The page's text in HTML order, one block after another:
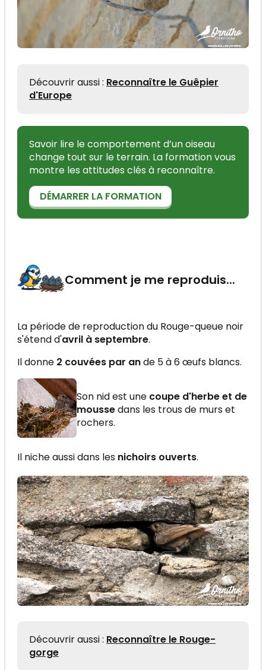
Découvrir aussi : Reconnaître le Guêpier
d'Europe
Savoir lire le comportement d’un oiseau
change tout sur le terrain. La formation vous
montre les attitudes clés à reconnaître.
DÉMARRER LA FORMATION
Comment je me reproduis...
La période de reproduction du Rouge-queue noir
s'étend d'avril à septembre.
Il donne 2 couvées par ande 5 à 6 œufs blancs.
Son nid est une coupe d'herbe et de
moussedans les trous de murs et
rochers.
Il niche aussi dans les nichoirs ouverts.
Découvrir aussi : Reconnaître le Rouge-
gorge